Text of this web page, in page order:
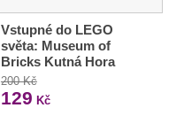
Vstupné do LEGO
světa: Museum of
Bricks Kutná Hora
200 Kč
129 Kč